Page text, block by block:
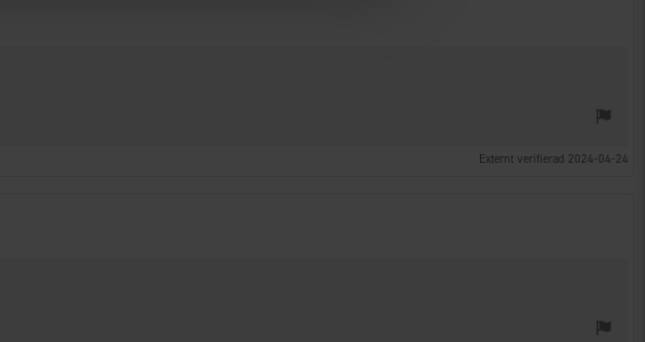
Externt verifierad 2024-04-24